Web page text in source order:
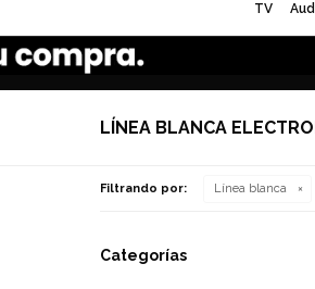
TV
LÍNEA BLANCA
Filtrando por: Línea blanca
Categorías